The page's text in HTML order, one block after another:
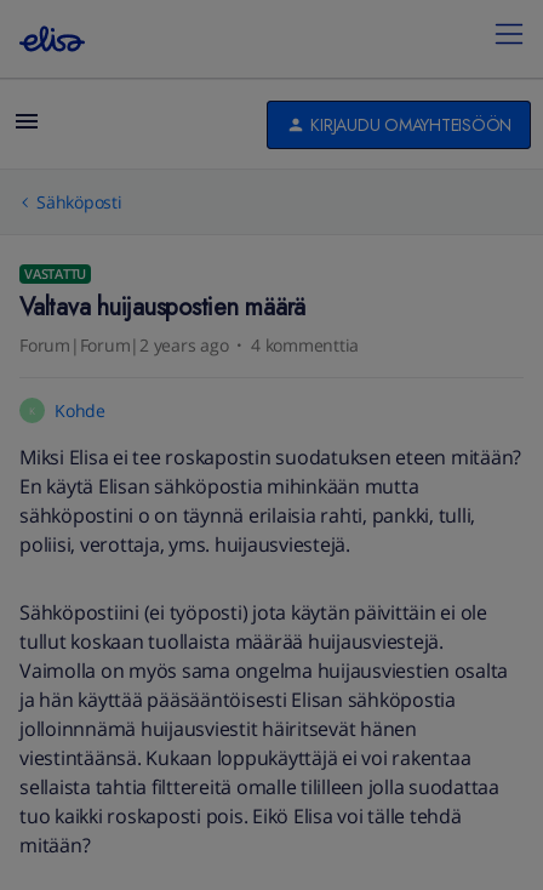
KIRJAUDU OMAYHTEISÖÖN
Sähköposti
VASTATTU
Valtava huijauspostien määrä
Forum|Forum|2 years ago 4 kommenttia
K Kohde
Miksi Elisa ei tee roskapostin suodatuksen eteen mitään?
En käytä Elisan sähköpostia mihinkään mutta
sähköpostini o on täynnä erilaisia rahti, pankki, tulli,
poliisi, verottaja, yms. huijausviestejä.
Sähköpostiini (ei työposti) jota käytän päivittäin ei ole
tullut koskaan tuollaista määrää huijausviestejä.
Vaimolla on myös sama ongelma huijausviestien osalta
ja hän käyttää pääsääntöisesti Elisan sähköpostia
jolloinnnämä huijausviestit häiritsevät hänen
viestintäänsä. Kukaan loppukäyttäjä ei voi rakentaa
sellaista tahtia filttereitä omalle tililleen jolla suodattaa
tuo kaikki roskaposti pois. Eikö Elisa voi tälle tehdä
mitään?